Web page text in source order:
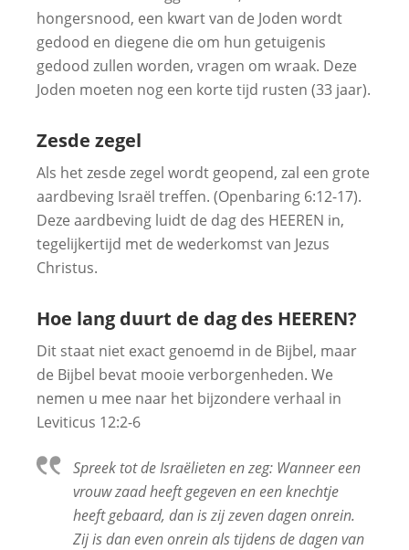
hongersnood, een kwart van de Joden wordt
gedood en diegene die om hun getuigenis
gedood zullen worden, vragen om wraak. Deze
Joden moeten nog een korte tijd rusten (33 jaar).
Zesde zegel
Als het zesde zegel wordt geopend, zal een grote
aardbeving Israël treffen. (Openbaring 6:12-17).
Deze aardbeving luidt de dag des HEEREN in,
tegelijkertijd met de wederkomst van Jezus
Christus.
Hoe lang duurt de dag des HEEREN?
Dit staat niet exact genoemd in de Bijbel, maar
de Bijbel bevat mooie verborgenheden. We
nemen u mee naar het bijzondere verhaal in
Leviticus 12:2-6
Spreek tot de Israëlieten en zeg: Wanneer een
vrouw zaad heeft gegeven en een knechtje
heeft gebaard, dan is zij zeven dagen onrein.
Zij is dan even onrein als tijdens de dagen van